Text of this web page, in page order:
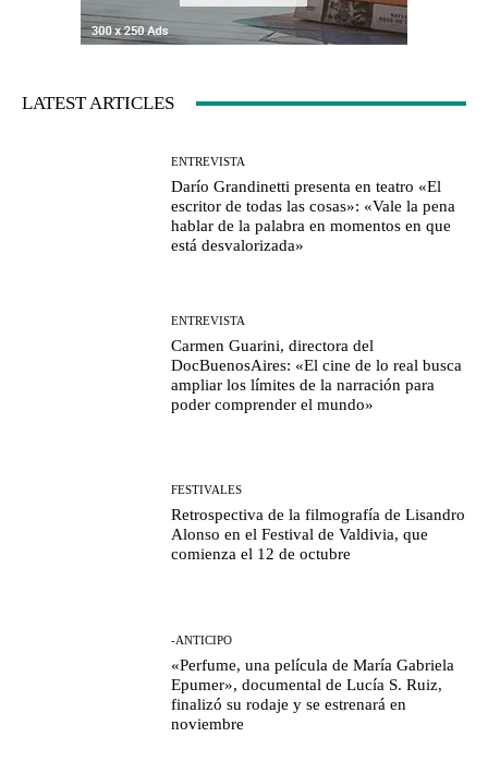
LATEST ARTICLES
ENTREVISTA
Darío Grandinetti presenta en teatro «El
escritor de todas las cosas»: «Vale la pena
hablar de la palabra en momentos en que
está desvalorizada»
ENTREVISTA
Carmen Guarini, directora del
DocBuenosAires: «El cine de lo real busca
ampliar los límites de la narración para
poder comprender el mundo»
FESTIVALES
Retrospectiva de la filmografía de Lisandro
Alonso en el Festival de Valdivia, que
comienza el 12 de octubre
-ANTICIPO
«Perfume, una película de María Gabriela
Epumer», documental de Lucía S. Ruiz,
finalizó su rodaje y se estrenará en
noviembre